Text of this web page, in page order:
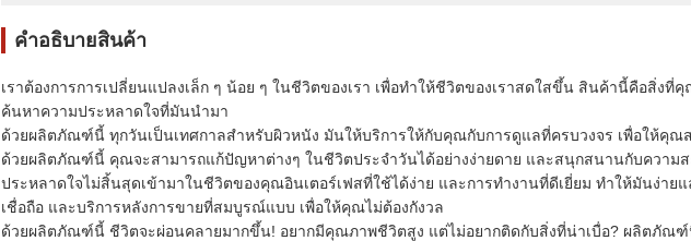
คําอธิบายสินค้า
เราต้องการการเปลี่ยนแปลงเล็ก ๆ น้อย ๆ ในชีวิตของเรา เพื่อทําให้ชีวิตของเราสดใสขึ้น สินค้านี้คือสิ่ง
ค้นหาความประหลาดใจที่มันนํามา
ด้วยผลิตภัณฑ์นี้ ทุกวันเป็นเทศกาลสําหรับผิวหนัง มันให้บริการให้กับคุณกับการดูแลที่ครบวงจร เพื่อให้คุณ
ด้วยผลิตภัณฑ์นี้ คุณจะสามารถแก้ปัญหาต่างๆ ในชีวิตประจําวันได้อย่างง่ายดาย และสนุกสนานกับควา
ประหลาดใจไม่สิ้นสุดเข้ามาในชีวิตของคุณอินเตอร์เฟสที่ใช้ได้ง่าย และการทํางานที่ดีเยี่ยม ทําให้มันง่
เชื่อถือ และบริการหลังการขายที่สมบูรณ์แบบ เพื่อให้คุณไม่ต้องกังวล
ด้วยผลิตภัณฑ์นี้ ชีวิตจะผ่อนคลายมากขึ้น! อยากมีคุณภาพชีวิตสูง แต่ไม่อยากติดกับสิ่งที่น่าเบื่อ? ผลิตภัณ